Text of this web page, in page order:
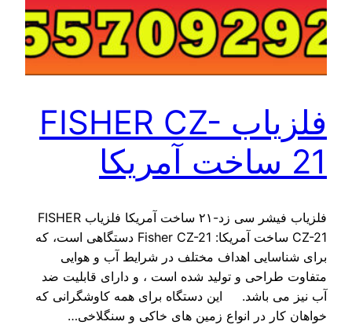
فلزیاب FISHER CZ-
21 ساخت آمریکا
فلزیاب فیشر سی زد-۲۱ ساخت آمریکا فلزیاب FISHER
CZ-21 ساخت آمریکا: Fisher CZ-21 دستگاهی است، که
برای شناسایی اهداف مختلف در شرایط آب و هوایی
متفاوت طراحی و تولید شده است ، و دارای قابلیت ضد
آب نیز می باشد. این دستگاه برای همه کاوشگرانی که
خواهان کار در انواع زمین های خاکی و سنگلاخی…